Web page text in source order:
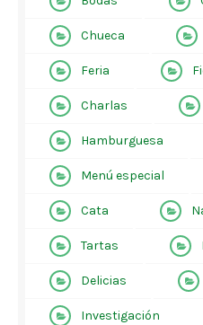
Chueca
Feria
Charlas
Hamburguesa
Menú especial
Cata
Tartas
Delicias
Investigación